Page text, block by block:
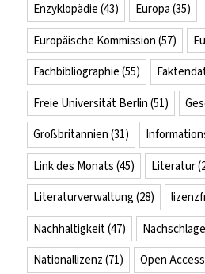
Enzyklopädie (43) Europa (35)
Europäische Kommission (57)
Fachbibliographie (55)
Freie Universität Berlin (51)
Großbritannien (31)
Link des Monats (45) Literatur
Literaturverwaltung (28)
Nachhaltigkeit(47)
Nationallizenz (71) Open Access